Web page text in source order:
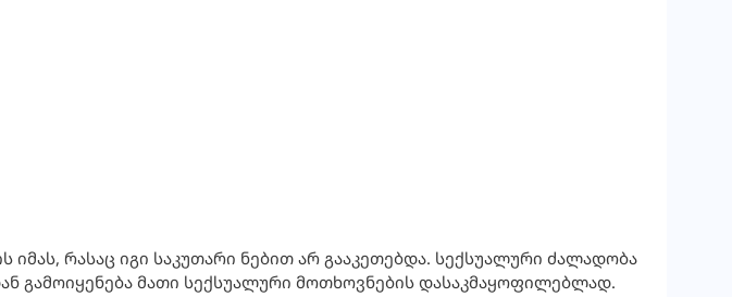
რასაც იგი საკუთარი ნებით არ გააკეთებდა. სექსუალური ძალადობა
გამოიყენება მათი სექსუალური მოთხოვნების დასაკმაყოფილებლად.